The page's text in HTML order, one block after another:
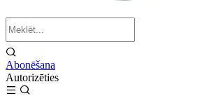
Abonēšana
Autorizēties